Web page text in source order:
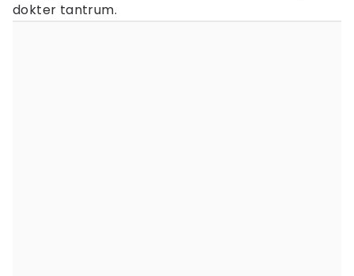
dokter tantrum.